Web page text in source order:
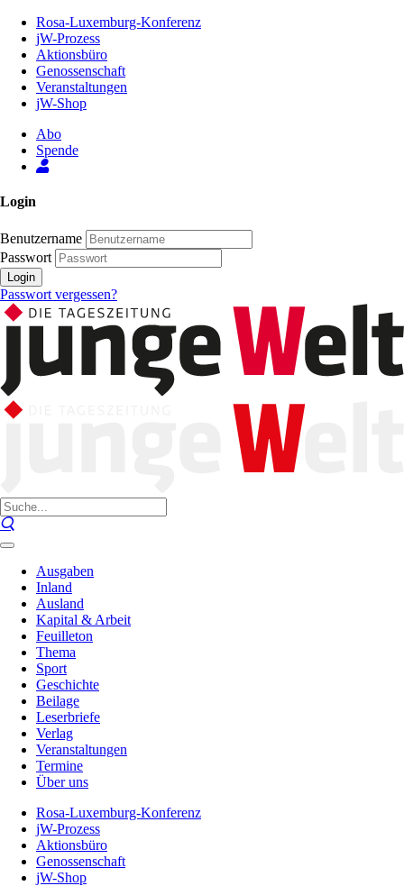
Inhalt
Seite
Rosa-Luxemburg-Konferenz
jW-Prozess
Aktionsbüro
Genossenschaft
Veranstaltungen
jW-Shop
Abo
Spende
Login
Benutzername
Passwort
Login
Passwort vergessen?
Ausgaben
Inland
Ausland
Kapital & Arbeit
Feuilleton
Thema
Sport
Geschichte
Beilage
Leserbriefe
Verlag
Veranstaltungen
Termine
Über uns
Rosa-Luxemburg-Konferenz
jW-Prozess
Aktionsbüro
Genossenschaft
jW-Shop